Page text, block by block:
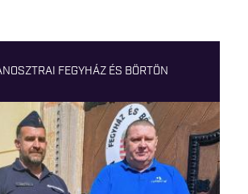
FEGYHÁZ ÉS BÖRTÖN